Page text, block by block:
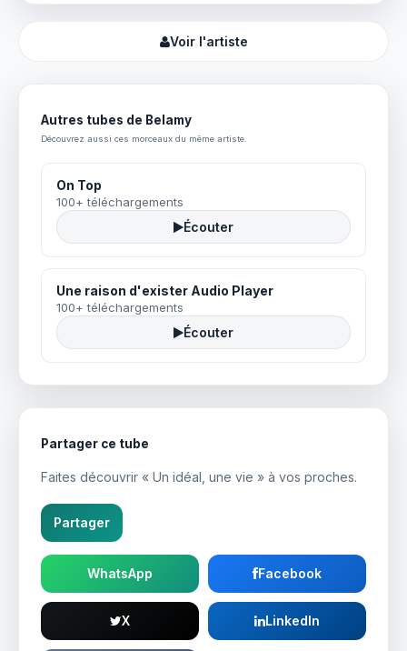
Voir l'artiste
Autres tubes de Belamy
Découvrez aussi ces morceaux du même artiste.
On Top
100+ téléchargements
Écouter
Une raison d'exister Audio Player
100+ téléchargements
Écouter
Partager ce tube
Faites découvrir « Un idéal, une vie » à vos proches.
Partager
WhatsApp Facebook
X LinkedIn